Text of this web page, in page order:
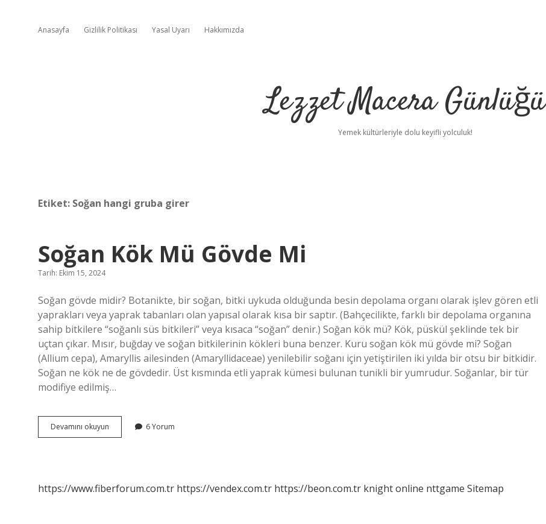
Anasayfa Gizlilik Politikası Yasal Uyarı Hakkımızda
Lezzet Macera Günlüğü
Yemek kültürleriyle dolu keyifli yolculuk!
Etiket: Soğan hangi gruba girer
Soğan Kök Mü Gövde Mi
Tarih: Ekim 15, 2024
Soğan gövde midir? Botanikte, bir soğan, bitki uykuda olduğunda besin depolama organı olarak işlev gören etli
yaprakları veya yaprak tabanları olan yapısal olarak kısa bir saptır. (Bahçecilikte, farklı bir depolama organına
sahip bitkilere “soğanlı süs bitkileri” veya kısaca “soğan” denir.) Soğan kök mü? Kök, püskül şeklinde tek bir
uçtan çıkar. Mısır, buğday ve soğan bitkilerinin kökleri buna benzer. Kuru soğan kök mü gövde mi? Soğan
(Allium cepa), Amaryllis ailesinden (Amaryllidaceae) yenilebilir soğanı için yetiştirilen iki yılda bir otsu bir bitkidir.
Soğan ne kök ne de gövdedir. Üst kısmında etli yaprak kümesi bulunan tunikli bir yumrudur. Soğanlar, bir tür
modifiye edilmiş…
Devamını okuyun
Kök
6 Yorum
https://www.fiberforum.com.tr https://vendex.com.tr https://beon.com.tr knight online nttgame Sitemap